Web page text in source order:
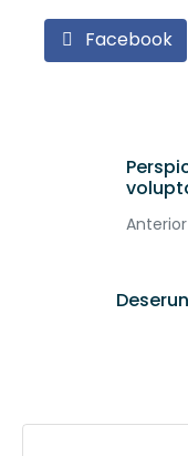
Facebook
Anterior